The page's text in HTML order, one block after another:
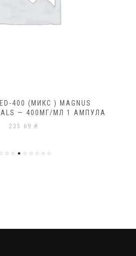
400 (МИКС ) MAGNUS
— 400МГ/МЛ 1 АМПУЛА
235.69 ₴